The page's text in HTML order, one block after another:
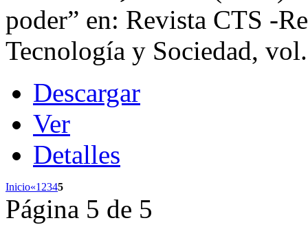
poder” en: Revista CTS -
Tecnología y Sociedad,
Descargar
Ver
Detalles
Inicio«1 2345
Página 5 de 5